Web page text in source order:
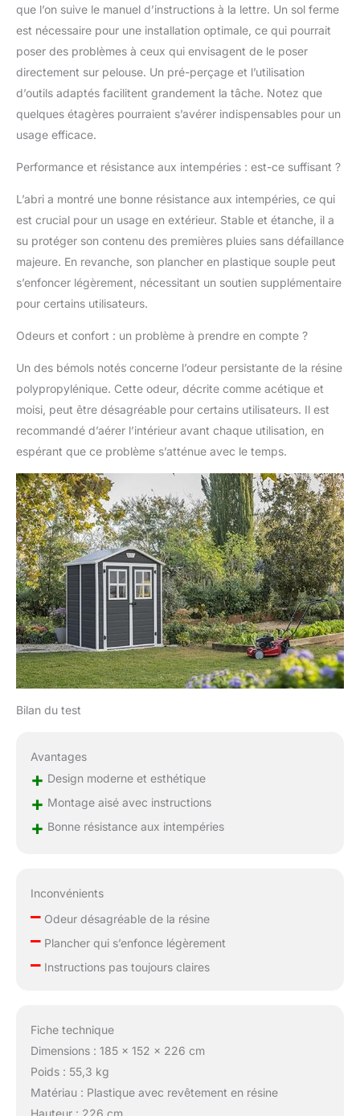
que l’on suive le manuel d’instructions à la lettre. Un sol ferme
est nécessaire pour une installation optimale, ce qui pourrait
poser des problèmes à ceux qui envisagent de le poser
directement sur pelouse. Un pré-perçage et l’utilisation
d’outils adaptés facilitent grandement la tâche. Notez que
quelques étagères pourraient s’avérer indispensables pour un
usage efficace.
Performance et résistance aux intempéries : est-ce suffisant ?
L’abri a montré une bonne résistance aux intempéries, ce qui
est crucial pour un usage en extérieur. Stable et étanche, il a
su protéger son contenu des premières pluies sans défaillance
majeure. En revanche, son plancher en plastique souple peut
s’enfoncer légèrement, nécessitant un soutien supplémentaire
pour certains utilisateurs.
Odeurs et confort : un problème à prendre en compte ?
Un des bémols notés concerne l’odeur persistante de la résine
polypropylénique. Cette odeur, décrite comme acétique et
moisi, peut être désagréable pour certains utilisateurs. Il est
recommandé d’aérer l’intérieur avant chaque utilisation, en
espérant que ce problème s’atténue avec le temps.
Bilan du test
Avantages
+ Design moderne et esthétique
+ Montage aisé avec instructions
+ Bonne résistance aux intempéries
Inconvénients
–Odeur désagréable de la résine
–Plancher qui s’enfonce légèrement
–Instructions pas toujours claires
Fiche technique
Dimensions : 185 x 152 x 226 cm
Poids : 55,3 kg
Matériau : Plastique avec revêtement en résine
Hauteur : 226 cm